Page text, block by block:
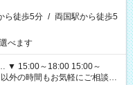
ら徒歩5分 / 両国駅から徒歩5
べます